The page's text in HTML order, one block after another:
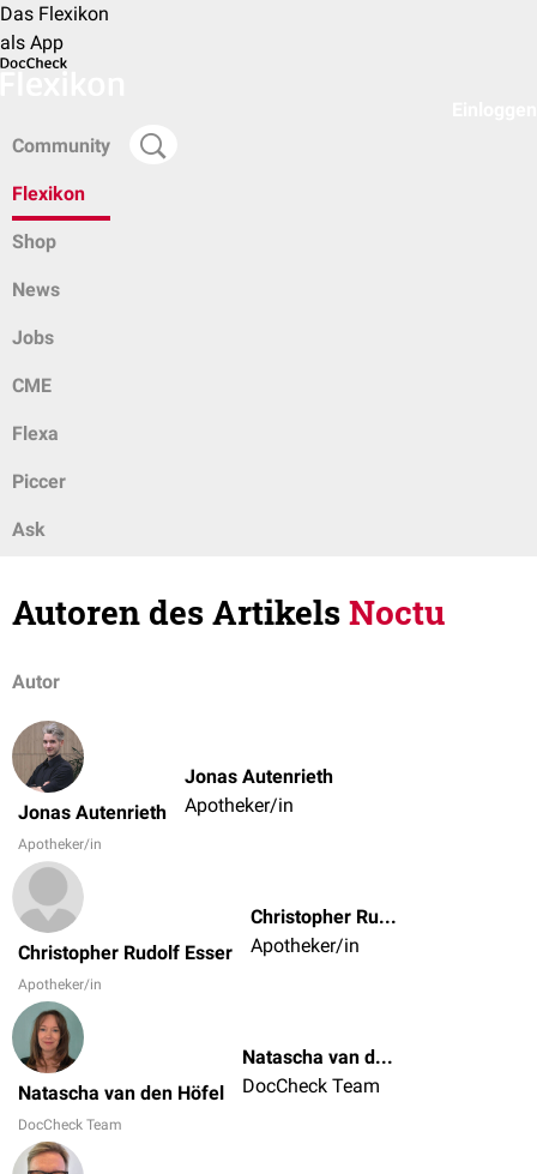
Das Flexikon
als App
Community
Flexikon
Shop
News
Jobs
CME
Flexa
Piccer
Ask
Autoren des ArtikelsNoctu
Autor
Jonas Autenrieth
Apotheker/in
Jonas Autenrieth
Apotheker/in
Christopher Rudolf Esser
Apotheker/in
Christopher Rudolf Esser
Apotheker/in
Natascha van den Höfel
DocCheck Team
Natascha van den Höfel
DocCheck Team